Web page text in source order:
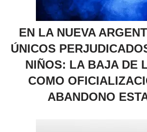
EN LA NUEVA
ÚNICOS
NIÑOS: LA BAJA DE
COMO
ABANDONO